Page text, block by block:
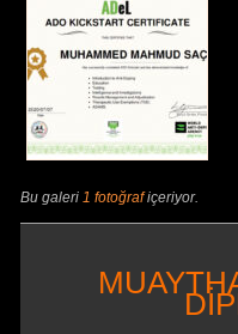
Bu galeri1 fotoğrafiçeriyor.